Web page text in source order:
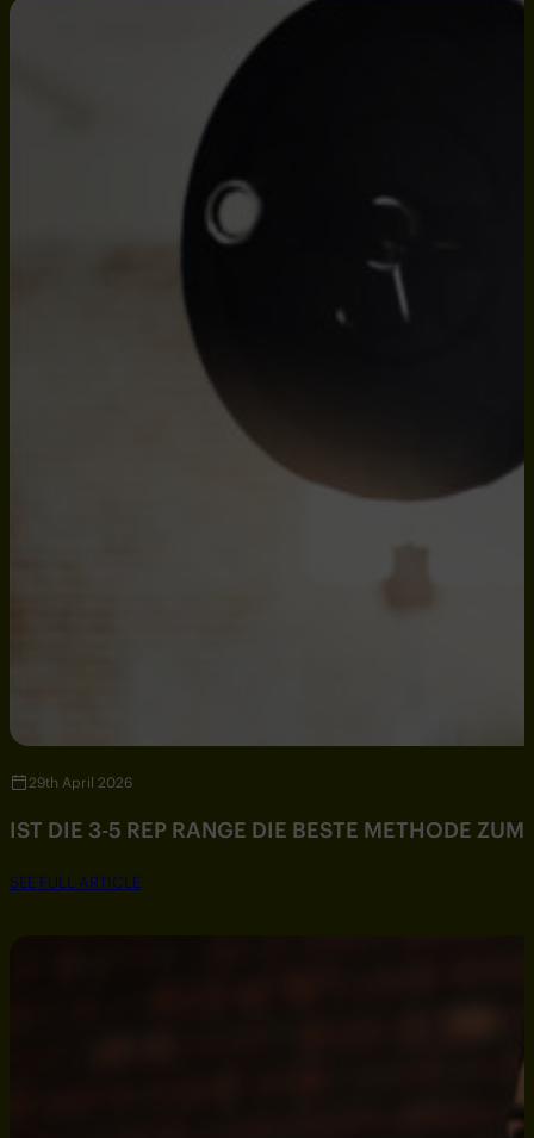
29th April 2026
IST DIE 3-5 REP RANGE DIE BESTE METHODE ZUM
SEE FULL ARTICLE